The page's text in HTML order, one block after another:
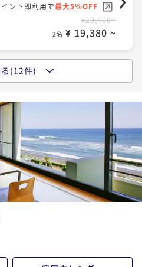
イント即利用で最大5％OFF
¥20,400~
2名 ¥ 19,380 ~
食付きプラン
ント即利用で
¥24,800~
2名 ¥ 23,560 ~
気軽にステイ！朝食付
2名 ¥ 24,320 ~
(12件)